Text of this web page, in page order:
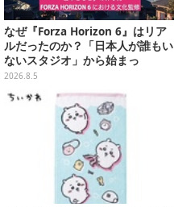
なぜ『Forza Horizon 6』はリア
ルだったのか？「日本人が誰もい
ないスタジオ」から始まっ
た、“生活感のある日本"の作り方
2026.8.5